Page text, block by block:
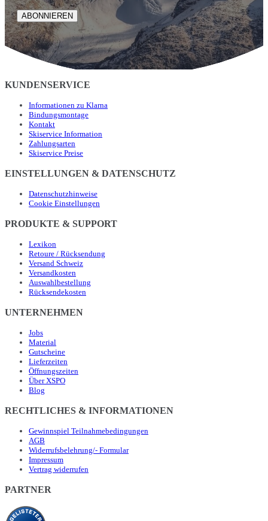
ABONNIEREN
KUNDENSERVICE
Informationen zu Klarna
Bindungsmontage
Kontakt
Skiservice Information
Zahlungsarten
Skiservice Preise
EINSTELLUNGEN & DATENSCHUTZ
Datenschutzhinweise
Cookie Einstellungen
PRODUKTE & SUPPORT
Lexikon
Retoure / Rücksendung
Versand Schweiz
Versandkosten
Auswahlbestellung
Rücksendekosten
UNTERNEHMEN
Jobs
Material
Gutscheine
Lieferzeiten
Öffnungszeiten
Über XSPO
Blog
RECHTLICHES & INFORMATIONEN
Gewinnspiel Teilnahmebedingungen
AGB
Widerrufsbelehrung/- Formular
Impressum
Vertrag widerrufen
PARTNER